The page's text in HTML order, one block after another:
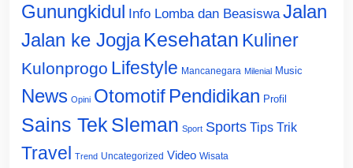
Gunungkidul Info Lomba dan Beasiswa Jalan
Jalan ke Jogja Kesehatan Kuliner
Kulonprogo Lifestyle Mancanegara Milenial Music
News Opini Otomotif Pendidikan Profil
Sains Tek Sleman Sport Sports Tips Trik
Travel Trend Uncategorized Video Wisata